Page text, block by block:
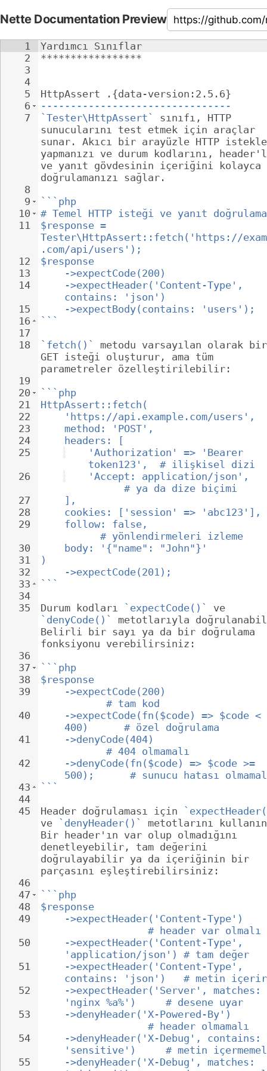
Nette Documentation Preview
1
2
3
4
5
6
7
8
9
10
11
12
13
14
15
16
17
18
19
20
21
22
23
24
25
26
27
28
29
30
31
32
33
34
35
36
37
38
39
40
41
42
43
44
45
46
47
48
49
50
51
52
53
54
55
Yardımcı Sınıflar
*****************
HttpAssert .{data-version:2.5.6}
--------------------------------
`Tester\HttpAssert`
sınıfı, HTTP
sunucularını test etmek için araçlar
sunar. Akıcı bir arayüzle HTTP
yapmanızı ve durum kodlarını,
ve yanıt gövdesinin içeriğini kolayca
doğrulamanızı sağlar.
```php
# Temel HTTP isteği ve yanıt
$response =
Tester\HttpAssert::fetch('https://
.com/api/users');
$response
->expectCode(200)
->expectHeader('Content-Type',
contains: 'json')
->expectBody(contains: 'users');
```
`fetch()`
metodu varsayılan olarak
GET isteği oluşturur, ama tüm
parametreler özelleştirilebilir:
```php
HttpAssert::fetch(
'https://api.example.com/users',
method: 'POST',
headers: [
'Authorization' => 'Bearer
token123',  # ilişkisel dizi
'Accept: application/
      # ya da dize biçimi
],
cookies: ['session' => 'abc123'],
follow:
      # yönlendirmeleri izleme
body: '{"name": "John"}'
)
->expectCode(201);
```
Durum kodları
`expectCode()`
ve
`denyCode()`
metotlarıyla
Belirli bir sayı ya da bir doğrulama
fonksiyonu verebilirsiniz:
```php
$response
-
       # tam kod
->expectCode(fn($code) => $code <
400)      # özel doğrulama
-
       # 404 olmamalı
->denyCode(fn($code) => $code >=
500);      # sunucu hatası
```
Header doğrulaması için
ve
`denyHeader()`
metotlarını
Bir header'ın var olup olmadığını
denetleyebilir, tam değerini
doğrulayabilir ya da içeriğinin bir
parçasını eşleştirebilirsiniz:
```php
$response
->expectHeader('Content-
              # header var olmalı
->expectHeader('Content-Type',
'application/json') # tam değer
->expectHeader('Content-Type',
contains: 'json')   # metin içerir
->expectHeader('Server', matches:
'nginx %a%')     # desene uyar
->denyHeader('X-Powered-
              # header olmamalı
->denyHeader('X-Debug', contains:
'sensitive')     # metin
->denyHeader('X-Debug', matches: